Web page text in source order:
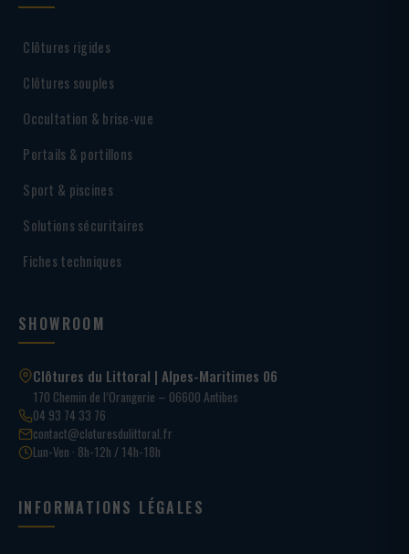
Clôtures rigides
Clôtures souples
Occultation & brise-vue
Portails & portillons
Sport & piscines
Solutions sécuritaires
Fiches techniques
SHOWROOM
Clôtures du Littoral | Alpes-Maritimes 06
170 Chemin de l’Orangerie – 06600 Antibes
04 93 74 33 76
contact@cloturesdulittoral.fr
Lun-Ven · 8h-12h / 14h-18h
INFORMATIONS LÉGALES